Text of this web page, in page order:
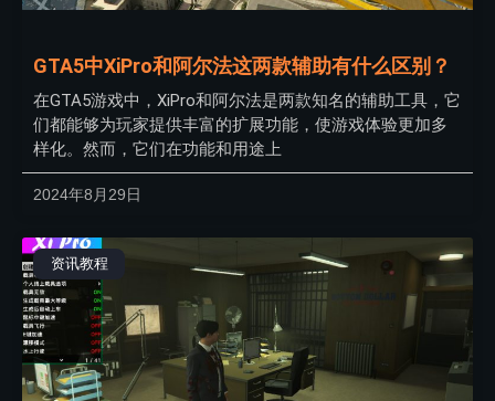
GTA5中XiPro和阿尔法这两款辅助有什么区别？
在GTA5游戏中，XiPro和阿尔法是两款知名的辅助工具，它
们都能够为玩家提供丰富的扩展功能，使游戏体验更加多
样化。然而，它们在功能和用途上
2024年8月29日
资讯教程